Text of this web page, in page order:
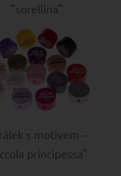
"sorellina"
s motivem –
principessa"